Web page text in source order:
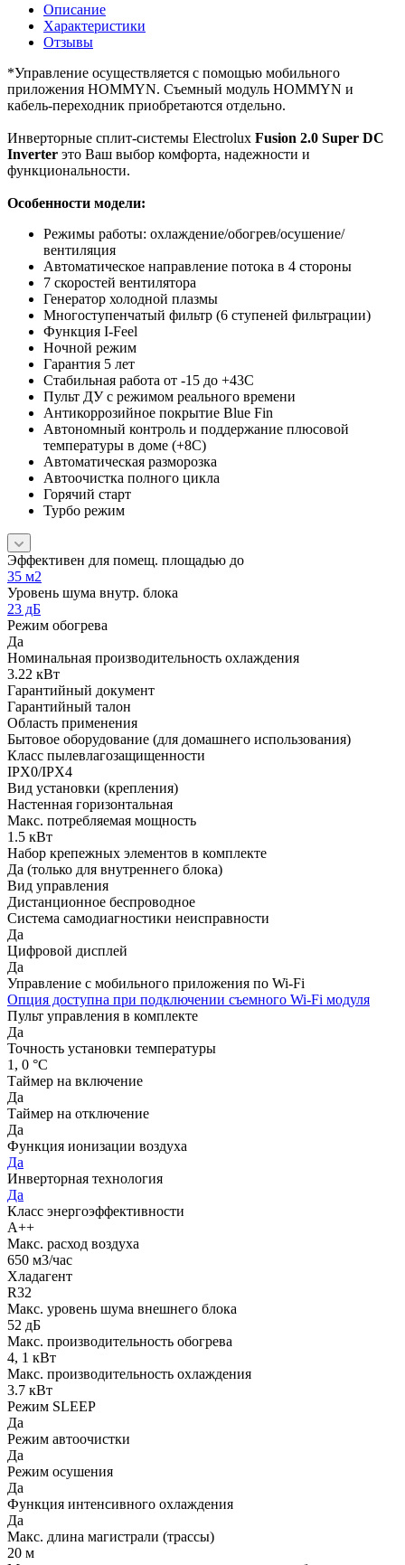
Описание
Характеристики
Отзывы
*Управление осуществляется с помощью мобильного
приложения HOMMYN. Съемный модуль HOMMYN и
кабель-переходник приобретаются отдельно.
Инверторные сплит-системы Electrolux Fusion 2.0 Super DC
Inverter это Ваш выбор комфорта, надежности и
функциональности.
Особенности модели:
Режимы работы: охлаждение/обогрев/осушение/
вентиляция
Автоматическое направление потока в 4 стороны
7 скоростей вентилятора
Генератор холодной плазмы
Многоступенчатый фильтр (6 ступеней фильтрации)
Функция I-Feel
Ночной режим
Гарантия 5 лет
Стабильная работа от -15 до +43C
Пульт ДУ с режимом реального времени
Антикоррозийное покрытие Blue Fin
Автономный контроль и поддержание плюсовой
температуры в доме (+8C)
Автоматическая разморозка
Автоочистка полного цикла
Горячий старт
Турбо режим
Эффективен для помещ. площадью до
35 м2
Уровень шума внутр. блока
23 дБ
Режим обогрева
Да
Номинальная производительность охлаждения
3.22 кВт
Гарантийный документ
Гарантийный талон
Область применения
Бытовое оборудование (для домашнего использования)
Класс пылевлагозащищенности
IPX0/IPX4
Вид установки (крепления)
Настенная горизонтальная
Макс. потребляемая мощность
1.5 кВт
Набор крепежных элементов в комплекте
Да (только для внутреннего блока)
Вид управления
Дистанционное беспроводное
Система самодиагностики неисправности
Да
Цифровой дисплей
Да
Управление c мобильного приложения по Wi-Fi
Опция доступна при подключении съемного Wi-Fi модуля
Пульт управления в комплекте
Да
Точность установки температуры
1, 0 °С
Таймер на включение
Да
Таймер на отключение
Да
Функция ионизации воздуха
Да
Инверторная технология
Да
Класс энергоэффективности
A++
Макс. расход воздуха
650 м3/час
Хладагент
R32
Макс. уровень шума внешнего блока
52 дБ
Макс. производительность обогрева
4, 1 кВт
Макс. производительность охлаждения
3.7 кВт
Режим SLEEP
Да
Режим автоочистки
Да
Режим осушения
Да
Функция интенсивного охлаждения
Да
Макс. длина магистрали (трассы)
20 м